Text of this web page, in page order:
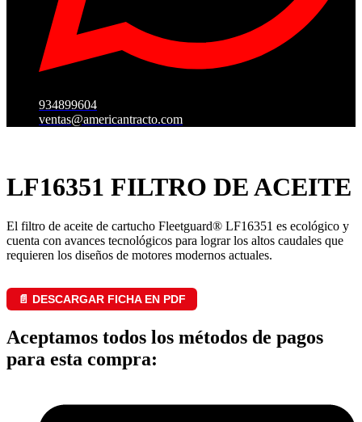
934899604
ventas@americantracto.com
LF16351 FILTRO DE ACEITE
El filtro de aceite de cartucho Fleetguard® LF16351 es ecológico y
cuenta con avances tecnológicos para lograr los altos caudales que
requieren los diseños de motores modernos actuales.
📄 DESCARGAR FICHA EN PDF
Aceptamos todos los métodos de pagos
para esta compra: